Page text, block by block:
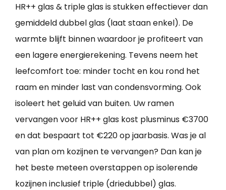
HR++ glas & triple glas is stukken effectiever dan
gemiddeld dubbel glas (laat staan enkel). De
warmte blijft binnen waardoor je profiteert van
een lagere energierekening. Tevens neem het
leefcomfort toe: minder tocht en kou rond het
raam en minder last van condensvorming. Ook
isoleert het geluid van buiten. Uw ramen
vervangen voor HR++ glas kost plusminus €3700
en dat bespaart tot €220 op jaarbasis. Was je al
van plan om kozijnen te vervangen? Dan kan je
het beste meteen overstappen op isolerende
kozijnen inclusief triple (driedubbel) glas.